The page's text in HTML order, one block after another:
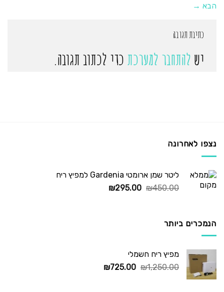
הבא →
כתיבת תגובה
יש להתחבר למערכת כדי לכתוב תגובה.
נצפו לאחרונה
ליטר שמן ארומטי Gardenia למפיץ ריח
₪450.00
המחיר
₪295.00
המחיר
הנמכרים ביותר
מפיץ ריח חשמלי
₪1,250.00
המחיר
₪725.00
המחיר